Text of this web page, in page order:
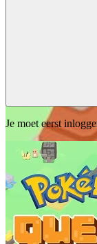
Je moet eerst